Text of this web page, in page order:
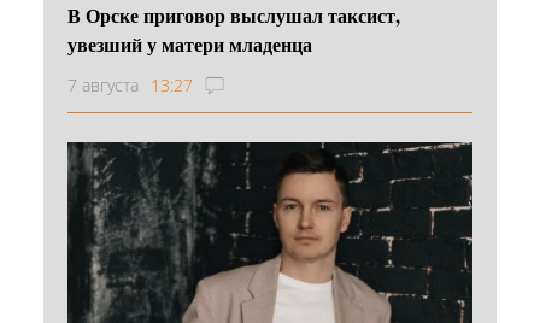
В Орске приговор выслушал таксист,
увезший у матери младенца
7 августа 13:27